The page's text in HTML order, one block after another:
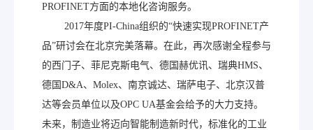
PROFINET方面的本地化咨询服务。
2017年度PI-China组织的“快速实现PROFINET产
品”研讨会在北京完美落幕。在此，再次感谢全程参与
的西门子、菲尼克斯电气、德国赫优讯、瑞典HMS、
德国D&A、Molex、南京诚达、瑞萨电子、北京汉普
达等会员单位以及OPC UA基金会给予的大力支持。
未来，制造业将迈向智能制造新时代，标准化的工业